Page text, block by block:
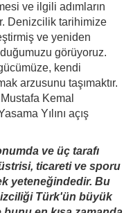
ve ilgili adımların
Denizcilik tarihimize
ve yeniden
görüyoruz.
kendi
arzusunu taşımaktır.
Kemal
Yılını açış
ve üç tarafı
ticareti ve sporu
yeteneğindedir. Bu
Türk'ün büyük